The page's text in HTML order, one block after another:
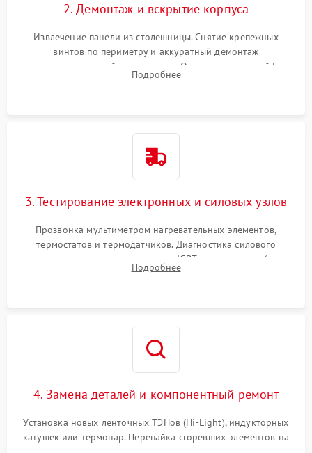
2. Демонтаж и вскрытие корпуса
Извлечение панели из столешницы. Снятие крепежных
винтов по периметру и аккуратный демонтаж
стеклокерамической поверхности. Отсоединение шлейфов
сенсорного блока для доступа к силовым платам, катушкам
Подробнее
3. Тестирование электронных и силовых узлов
Прозвонка мультиметром нагревательных элементов,
термостатов и термодатчиков. Диагностика силового
модуля, реле, диодных мостов и IGBT-транзисторов (для
индукции). Проверка кранов и газ-контроля (для газовых
Подробнее
4. Замена деталей и компонентный ремонт
Установка новых ленточных ТЭНов (Hi-Light), индукторных
катушек или термопар. Перепайка сгоревших элементов на